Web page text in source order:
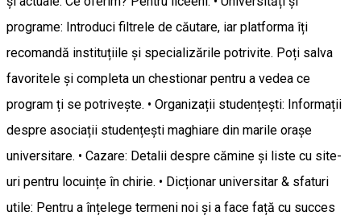
programe: Introduci filtrele de căutare, iar platforma îți
recomandă instituțiile și specializările potrivite. Poți salva
favoritele și completa un chestionar pentru a vedea ce
program ți se potrivește. • Organizații studențești: Informații
despre asociații studențești maghiare din marile orașe
universitare. • Cazare: Detalii despre cămine și liste cu site-
uri pentru locuințe în chirie. • Dicționar universitar & sfaturi
utile: Pentru a înțelege termeni noi și a face față cu succes